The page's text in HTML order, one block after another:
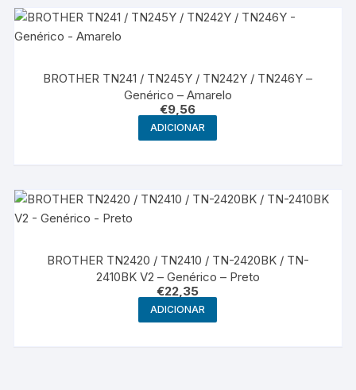
BROTHER TN241 / TN245Y / TN242Y / TN246Y –
Genérico – Amarelo
€9,56
ADICIONAR
BROTHER TN2420 / TN2410 / TN-2420BK / TN-
2410BK V2 – Genérico – Preto
€22,35
ADICIONAR